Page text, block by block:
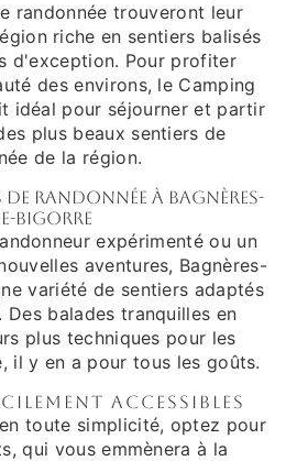
randonnée trouveront leur
riche en sentiers balisés
d'exception. Pour profiter
des environs, le Camping
idéal pour séjourner et partir
plus beaux sentiers de
de la région.
de randonnée à Bagnères-
Bigorre
expérimenté ou un
aventures, Bagnères-
variété de sentiers adaptés
Des balades tranquilles en
plus techniques pour les
il y en a pour tous les goûts.
accessibles
toute simplicité, optez pour
qui vous emmènera à la